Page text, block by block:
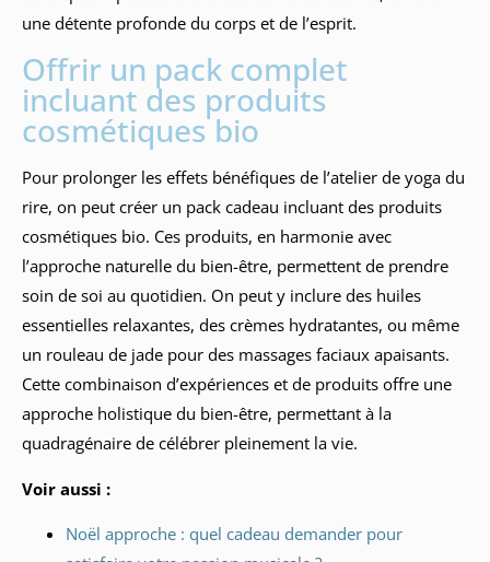
une détente profonde du corps et de l’esprit.
Offrir un pack complet
incluant des produits
cosmétiques bio
Pour prolonger les effets bénéfiques de l’atelier de yoga du
rire, on peut créer un pack cadeau incluant des produits
cosmétiques bio. Ces produits, en harmonie avec
l’approche naturelle du bien-être, permettent de prendre
soin de soi au quotidien. On peut y inclure des huiles
essentielles relaxantes, des crèmes hydratantes, ou même
un rouleau de jade pour des massages faciaux apaisants.
Cette combinaison d’expériences et de produits offre une
approche holistique du bien-être, permettant à la
quadragénaire de célébrer pleinement la vie.
Voir aussi :
Noël approche : quel cadeau demander pour